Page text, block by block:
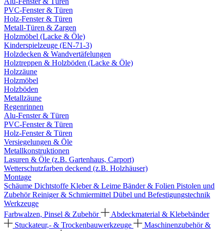
PVC-Fenster & Türen
Holz-Fenster & Türen
Metall-Türen & Zargen
Holzmöbel (Lacke & Öle)
Kinderspielzeuge (EN-71-3)
Holzdecken & Wandvertäfelungen
Holztreppen & Holzböden (Lacke & Öle)
Holzzäune
Holzmöbel
Holzböden
Metallzäune
Regenrinnen
Alu-Fenster & Türen
PVC-Fenster & Türen
Holz-Fenster & Türen
Versiegelungen & Öle
Metallkonstruktionen
Lasuren & Öle (z.B. Gartenhaus, Carport)
Wetterschutzfarben deckend (z.B. Holzhäuser)
Montage
Schäume Dichtstoffe Kleber & Leime Bänder & Folien Pistolen und
ZubehörReiniger & Schmiermittel Dübel und Befestigungstechnik
Werkzeuge
Farbwalzen, Pinsel & Zubehör
Abdeckmaterial & Klebebänder
Stuckateur,- & Trockenbauwerkzeuge
Maschinenzubehör &